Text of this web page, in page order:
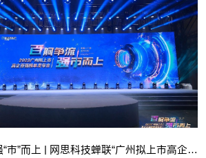
百舸争流，强“市”而上 | 网思科技蝉联“广州拟上市高企百强企业”殊荣